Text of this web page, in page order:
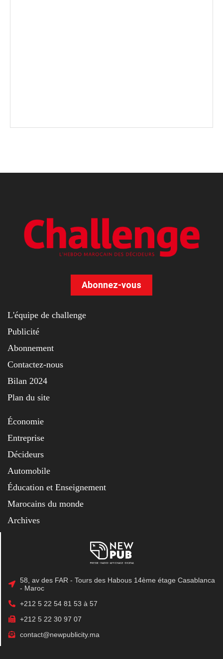
Abonnez-vous
L'équipe de challenge
Publicité
Abonnement
Contactez-nous
Bilan 2024
Plan du site
Économie
Entreprise
Décideurs
Automobile
Éducation et Enseignement
Marocains du monde
Archives
58, av des FAR - Tours des Habous 14ème étage Casablanca
- Maroc
+212 5 22 54 81 53 à 57
+212 5 22 30 97 07
contact@newpublicity.ma